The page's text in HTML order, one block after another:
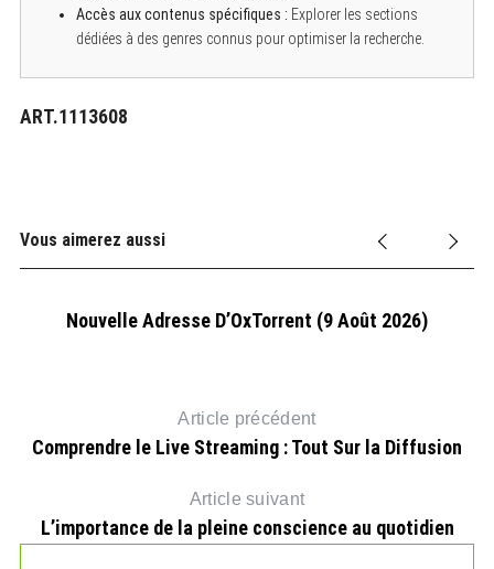
Accès aux contenus spécifiques : Explorer les sections
dédiées à des genres connus pour optimiser la recherche.
ART.1113608
Vous aimerez aussi
Nouvelle Adresse D’OxTorrent (9 Août 2026)
Article précédent
Comprendre le Live Streaming : Tout Sur la Diffusion
Article suivant
L’importance de la pleine conscience au quotidien